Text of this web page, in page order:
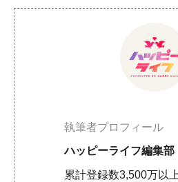
執筆者プロフィール
ハッピーライフ編集部
累計登録数3,500万以